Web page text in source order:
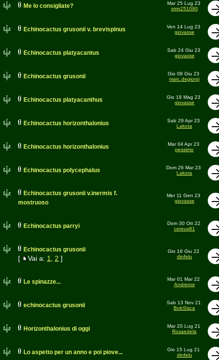
Me lo consigliate?
Mar 25 Lug 23
smn251090
Echinocactus grusonii v. brevispinus
Ven 14 Lug 23
giovasse
Echinocactus platyacantus
Sab 24 Giu 23
giovasse
Echinocactus grusonii
Gio 08 Giu 23
marc.degiorgi
Echinocactus platyacanthus
Gio 18 Mag 23
giovasse
Echinocactus horizonthalonius
Sab 29 Apr 23
Lakota
Echinocactus horizonthalonius
Mar 04 Apr 23
pessimo
Echinocactus polycephalus
Dom 26 Mar 23
Lakota
Echinocactus grusonii v.inermis f.
mostruoso
Mer 11 Gen 23
giovasse
Echinocactus parryi
Dom 30 Ott 22
cereus81
Echinocactus grusonii
[ Vai a: 1 2 ]
Gio 16 Giu 22
dinfelu
Le spinazze...
Mar 01 Mar 22
Andreroe
echinocactus grusonii
Sab 13 Nov 21
BobSisca
Horizonthalonius di oggi
Mar 20 Lug 21
Rosaedela
Lo aspetto per un anno e poi piove...
Gio 15 Lug 21
dinfelu